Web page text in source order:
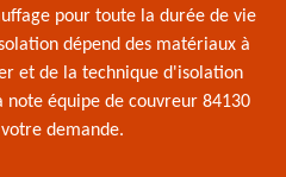
pour toute la durée de vie
dépend des matériaux à
et de la technique d'isolation
équipe de couvreur 84130
demande.